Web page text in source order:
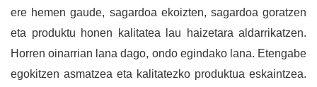
ere hemen gaude, sagardoa ekoizten, sagardoa goratzen
eta produktu honen kalitatea lau haizetara aldarrikatzen.
Horren oinarrian lana dago, ondo egindako lana. Etengabe
egokitzen asmatzea eta kalitatezko produktua eskaintzea.